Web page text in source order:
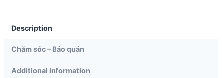
Description
Chăm sóc – Bảo quản
Additional information